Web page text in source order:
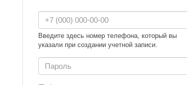
Введите здесь номер телефона, который вы
указали при создании учетной записи.